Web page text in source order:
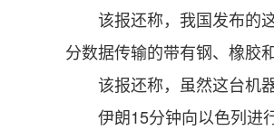
该报还称，我国发布的这
分数据传输的带有钢、橡胶
该报还称，虽然这台机器
伊朗15分钟向以色列进行